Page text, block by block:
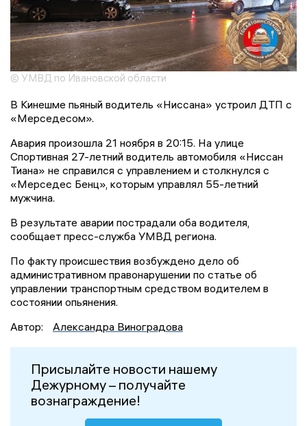
© УМВД по Ивановской области
В Кинешме пьяный водитель «Ниссана» устроил ДТП с
«Мерседесом».
Авария произошла 21 ноября в 20:15. На улице
Спортивная 27-летний водитель автомобиля «Ниссан
Тиана» не справился с управлением и столкнулся с
«Мерседес Бенц», которым управлял 55-летний
мужчина.
В результате аварии пострадали оба водителя,
сообщает пресс-служба УМВД региона.
По факту происшествия возбуждено дело об
административном правонарушении по статье об
управлении транспортным средством водителем в
состоянии опьянения.
Автор:
Александра Виноградова
Присылайте новости нашему
Дежурному – получайте
вознаграждение!